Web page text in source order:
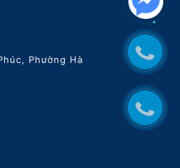
Phường Hà